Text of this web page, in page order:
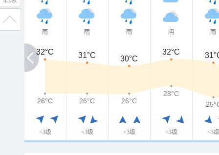
雨
<3级
雨
<3级
雨
<3级
阴
<3级
雨
<3级
32°C
32°C 31°C 30°C
32°C
26°C
26°C 26°C 26°C
28°C